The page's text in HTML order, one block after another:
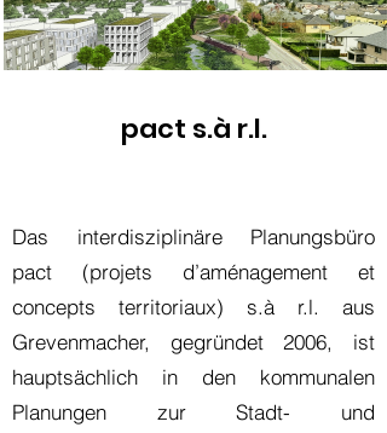
pact s.à r.l.
Das interdisziplinäre Planungsbüro
pact (projets d’aménagement et
concepts territoriaux) s.à r.l. aus
Grevenmacher, gegründet 2006, ist
hauptsächlich in den kommunalen
Planungen zur Stadt- und